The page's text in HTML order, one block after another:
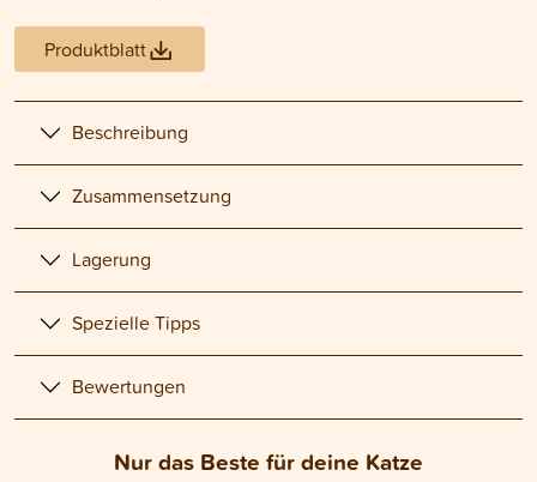
Produktblatt
Beschreibung
Zusammensetzung
Lagerung
Spezielle Tipps
Bewertungen
Nur das Beste für deine Katze